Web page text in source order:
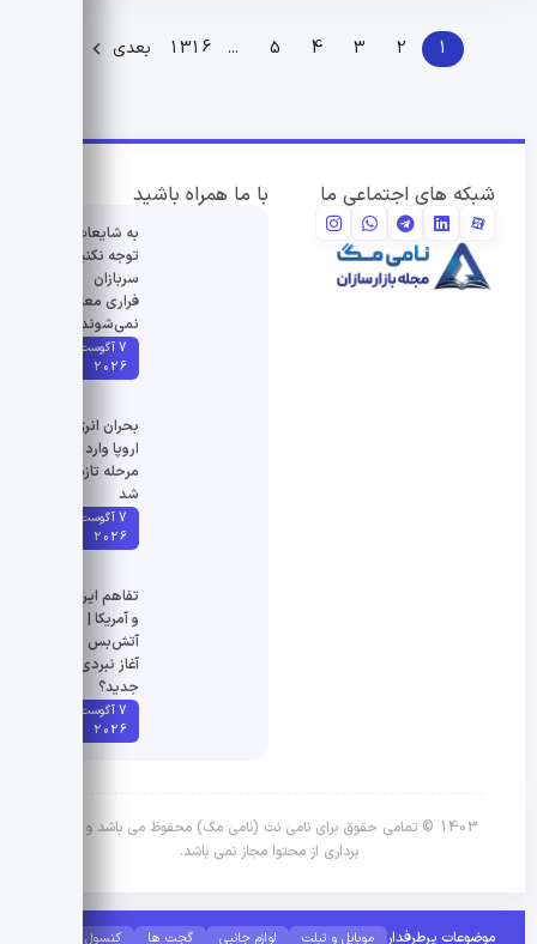
1
2
3
4
5
...
1316 بعدی
شبکه های اجتماعی ما با ما همراه باشید
به شایعات
توجه نکنید/
سربازان
فراری معاف
نمی‌شوند
7 آگوست
2026
بحران انرژی
اروپا وارد
مرحله تازه
شد
7 آگوست
2026
تفاهم ایران
و آمریکا |
آتش‌بس یا
آغاز نبردی
جدید؟
7 آگوست
2026
1403 © تمامی حقوق برای نامی نت (نامی مگ) محفوظ می باشد و کپی
برداری از محتوا مجاز نمی باشد.
موضوعات پرطرفدار موبایل و تبلت لوازم جانبی گجت ها کنسول بازی